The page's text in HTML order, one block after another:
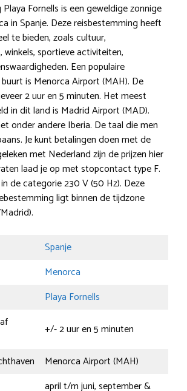
Fornells is een geweldige zonnige
in Spanje. Deze reisbestemming heeft
te bieden, zoals cultuur,
sportieve activiteiten,
Een populaire
is Menorca Airport (MAH). De
2 uur en 5 minuten. Het meest
in dit land is Madrid Airport (MAD).
onder andere Iberia. De taal die men
Je kunt betalingen doen met de
met Nederland zijn de prijzen hier
laad je op met stopcontact type F.
de categorie 230 V (50 Hz). Deze
ligt binnen de tijdzone
Spanje
Menorca
Playa Fornells
+/- 2 uur en 5 minuten
Menorca Airport (MAH)
april t/m juni, september &